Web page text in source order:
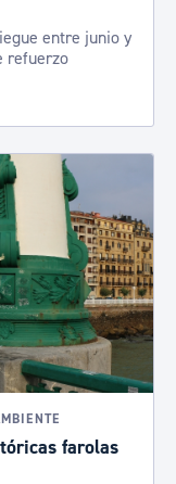
entre junio y
refuerzo
farolas